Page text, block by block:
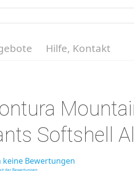
Hilfe, Kontakt
Softshell
keine Bewertungen
der Bewertungen